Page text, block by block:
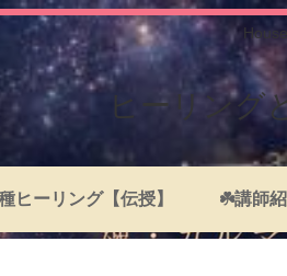
ヒーリング
ヒーリング【伝授】 ☘️講師